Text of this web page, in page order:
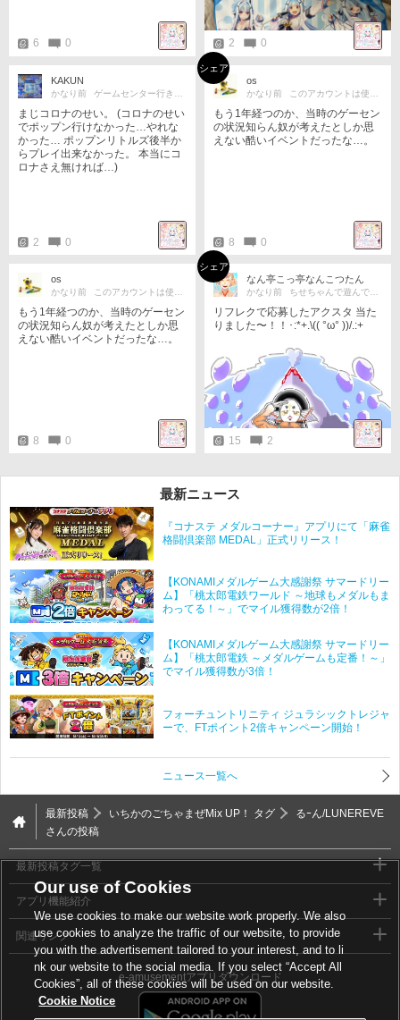
6 0 2 0
KAKUN
かなり前 ゲームセンター行きたい！
まじコロナのせい。 (コロナのせい
でポップン行けなかった…やれな
かった… ポップンリトルズ後半か
らプレイ出来なかった。 本当にコ
ロナさえ無ければ…)
2 0
os
かなり前 このアカウントは使用しません
シェア
もう1年経つのか、当時のゲーセン
の状況知らん奴が考えたとしか思
えない酷いイベントだったな…。
8 0
os
かなり前 このアカウントは使用しません
もう1年経つのか、当時のゲーセン
の状況知らん奴が考えたとしか思
えない酷いイベントだったな…。
8 0
なん亭こっ亭なんこつたん
かなり前 ちせちゃんで遊んでたよ☆
シェア
リフレクで応募したアクスタ 当た
りました〜！！･:*+.\(( °ω° ))/.:+
15 2
最新ニュース
『コナステ メダルコーナー』アプリにて「麻雀
格闘倶楽部 MEDAL」正式リリース！
【KONAMIメダルゲーム大感謝祭 サマードリー
ム】「桃太郎電鉄ワールド ～地球もメダルもま
わってる！～」でマイル獲得数が2倍！
【KONAMIメダルゲーム大感謝祭 サマードリー
ム】「桃太郎電鉄 ～メダルゲームも定番！～」
でマイル獲得数が3倍！
フォーチュントリニティ ジュラシックトレジャ
ーで、FTポイント2倍キャンペーン開始！
ニュース一覧へ
最新投稿 いちかのごちゃまぜMix UP！ タグ
るｰん/LUNEREVE
さんの投稿
最新投稿タグ一覧
アプリ機能紹介
関連リンク
e-amusementアプリダウンロード
Our use of Cookies
We use cookies to make our website work properly. We also
use cookies to analyze the traffic of our website, to provide
you with the advertisement tailored to your interest, and to li
nk our website to the social media. If you select “Accept All
Cookies”, all of these cookies will be used on our website.
Cookie Notice